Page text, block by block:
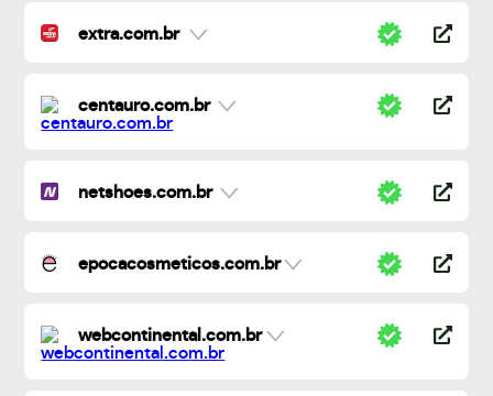
extra.com.br
centauro.com.br
netshoes.com.br
epocacosmeticos.com.br
webcontinental.com.br